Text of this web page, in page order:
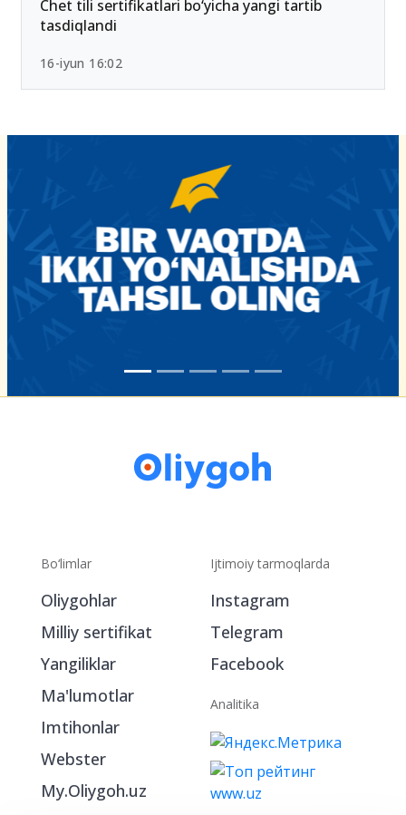
Chet tili sertifikatlari bo‘yicha yangi tartib
tasdiqlandi
16-iyun 16:02
Bo‘limlar
Oliygohlar
Milliy sertifikat
Yangiliklar
Ma'lumotlar
Imtihonlar
Webster
My.Oliygoh.uz
Ijtimoiy tarmoqlarda
Instagram
Telegram
Facebook
Analitika